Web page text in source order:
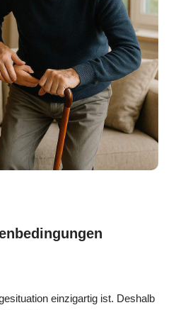
einzigartig ist. Deshalb